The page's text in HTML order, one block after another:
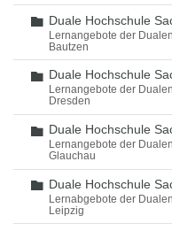
Ordner
Duale Hochschule
Lernangebote der
Bautzen
Ordner
Duale Hochschule
Lernangebote der
Dresden
Ordner
Duale Hochschule
Lernangebote der
Glauchau
Ordner
Duale Hochschule
Lernabgebote der
Leipzig